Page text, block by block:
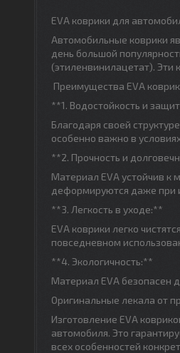
EVA коврики для
Автомобильные коврики
день большой
(этиленвинилацетат).
Преимущества EVA
**1. Водостойкость и
Благодаря своей
особенно важно в
**2. Прочность и
Материал EVA устойчив к
деформируются даже при
**3. Легкость в уходе:**
EVA коврики легко
повседневном
**4. Экологичность:**
Материал EVA безопасен
Оригинальные лекала от
Изготовление EVA
автомобиля. Это
всех особенностей